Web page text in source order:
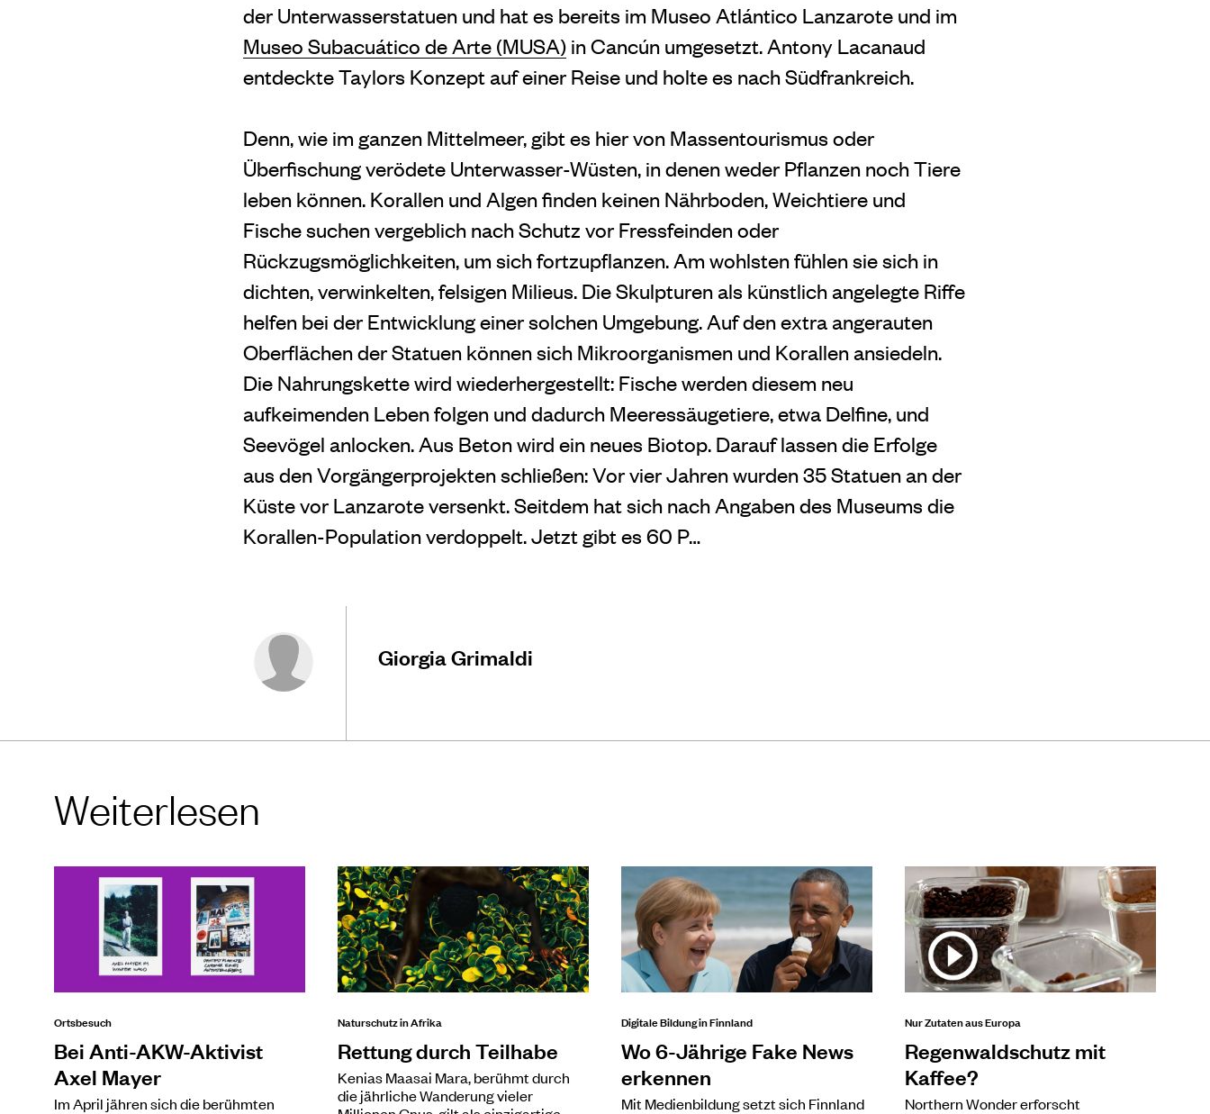
der Unterwasserstatuen und hat es bereits im Museo Atlántico Lanzarote und im
Museo Subacuático de Arte (MUSA) in Cancún umgesetzt. Antony Lacanaud
entdeckte Taylors Konzept auf einer Reise und holte es nach Südfrankreich.
Denn, wie im ganzen Mittelmeer, gibt es hier von Massentourismus oder
Überfischung verödete Unterwasser-Wüsten, in denen weder Pflanzen noch Tiere
leben können. Korallen und Algen finden keinen Nährboden, Weichtiere und
Fische suchen vergeblich nach Schutz vor Fressfeinden oder
Rückzugsmöglichkeiten, um sich fortzupflanzen. Am wohlsten fühlen sie sich in
dichten, verwinkelten, felsigen Milieus. Die Skulpturen als künstlich angelegte Riffe
helfen bei der Entwicklung einer solchen Umgebung. Auf den extra angerauten
Oberflächen der Statuen können sich Mikroorganismen und Korallen ansiedeln.
Die Nahrungskette wird wiederhergestellt: Fische werden diesem neu
aufkeimenden Leben folgen und dadurch Meeressäugetiere, etwa Delfine, und
Seevögel anlocken. Aus Beton wird ein neues Biotop. Darauf lassen die Erfolge
aus den Vorgängerprojekten schließen: Vor vier Jahren wurden 35 Statuen an der
Küste vor Lanzarote versenkt. Seitdem hat sich nach Angaben des Museums die
Korallen-Population verdoppelt. Jetzt gibt es 60 P…
Giorgia Grimaldi
Weiterlesen
Ortsbesuch
Bei Anti-AKW-Aktivist
Axel Mayer
Im April jähren sich die berühmten
Naturschutz in Afrika
Rettung durch Teilhabe
Kenias Maasai Mara, berühmt durch
die jährliche Wanderung vieler
Digitale Bildung in Finnland
Wo 6-Jährige Fake News
erkennen
Mit Medienbildung setzt sich Finnland
Nur Zutaten aus Europa
Regenwaldschutz mit
Kaffee?
Northern Wonder erforscht